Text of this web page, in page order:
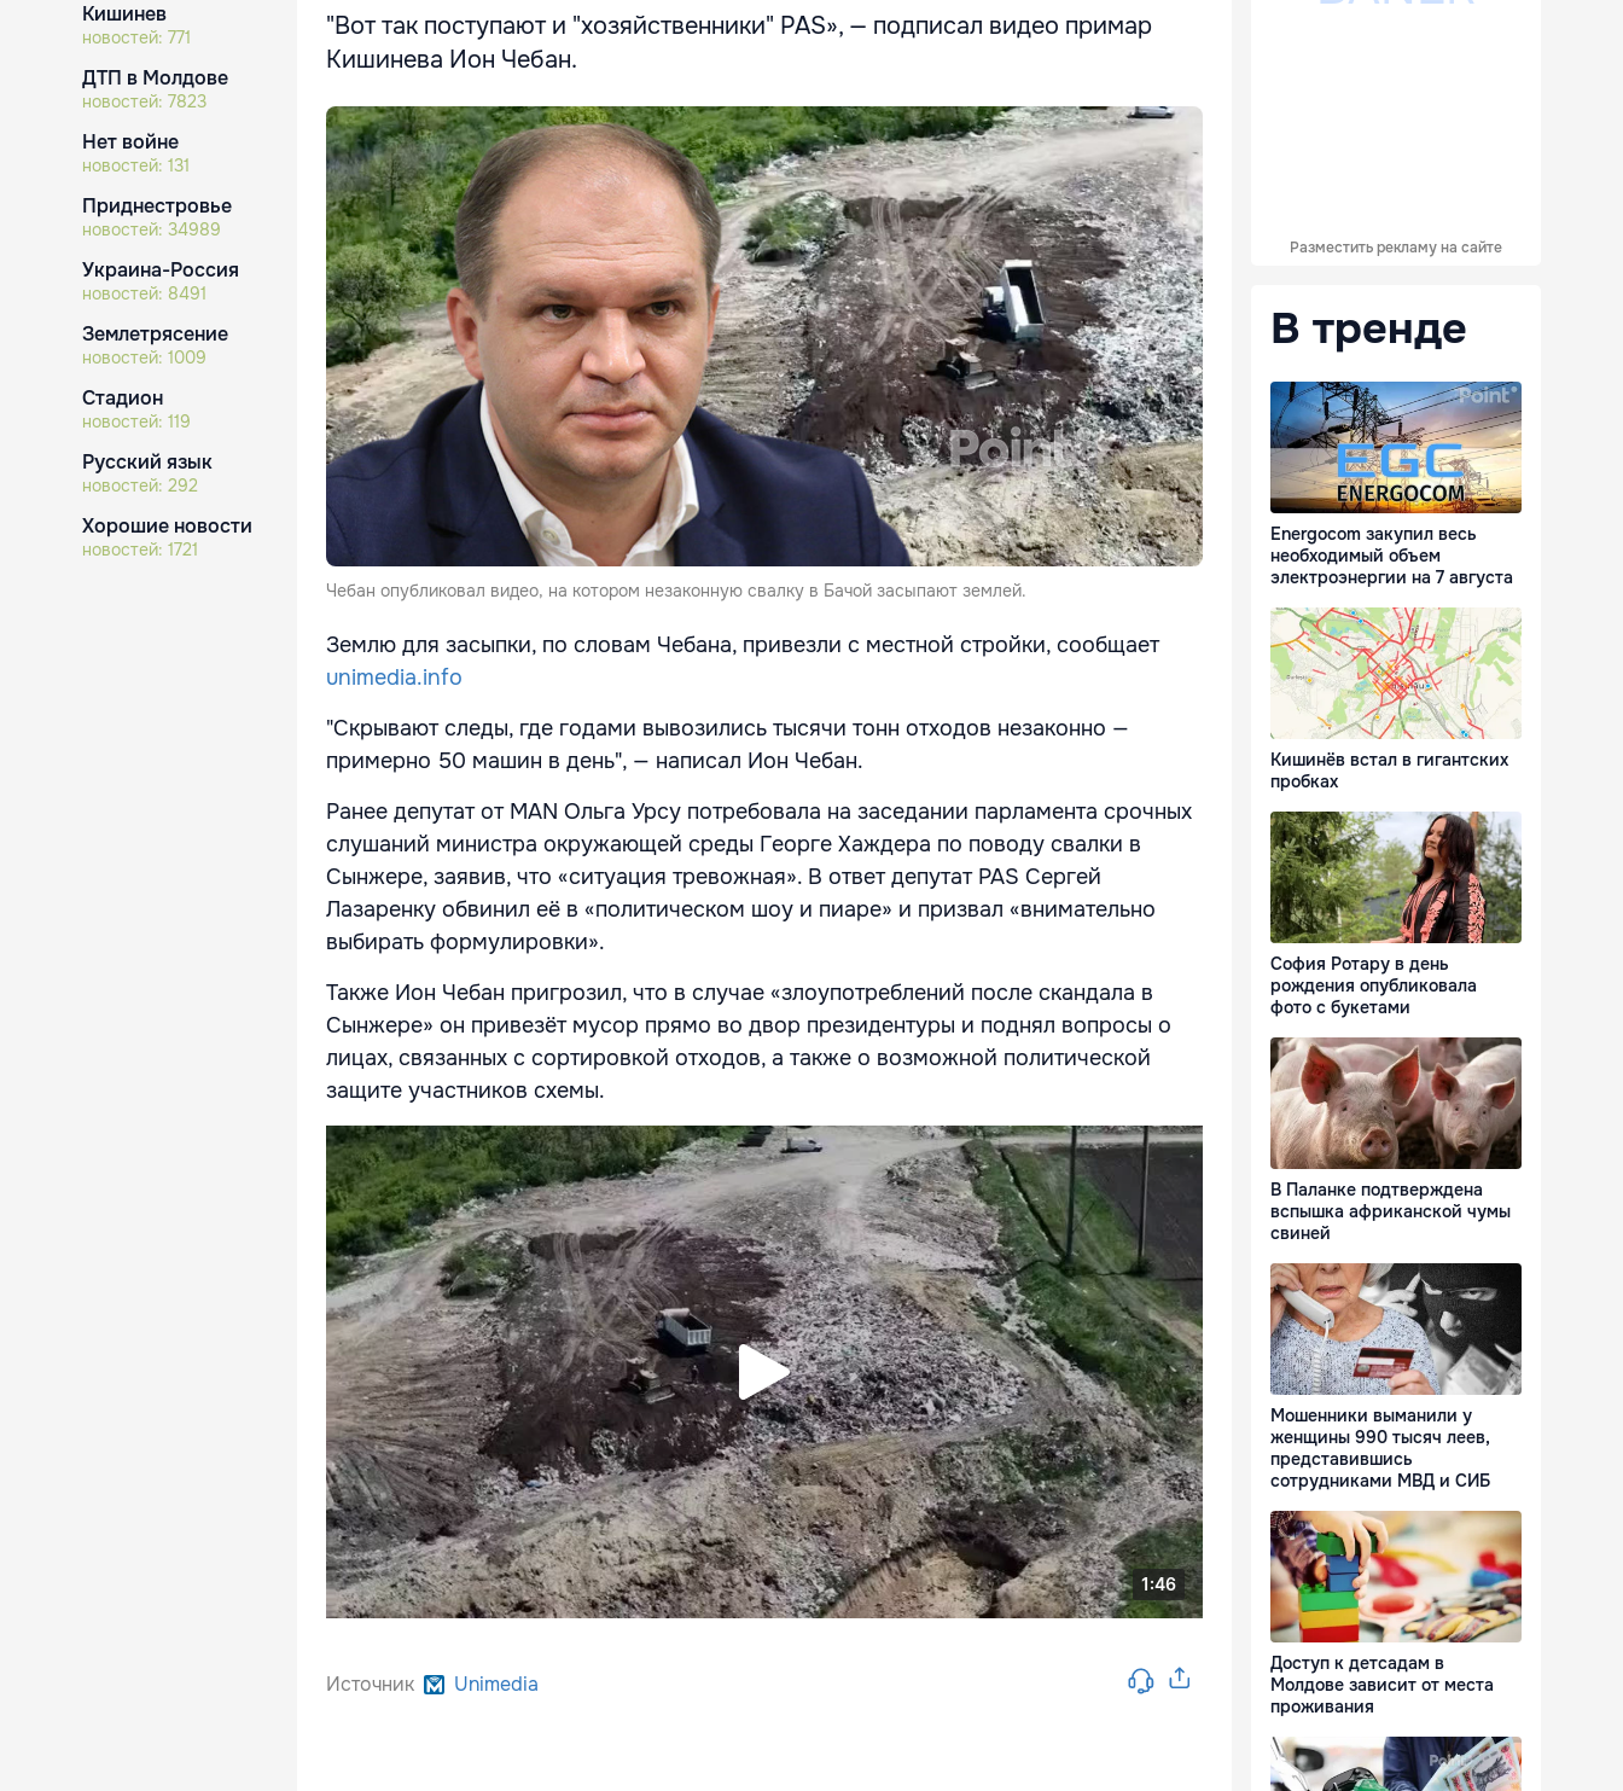
Кишинев
новостей: 771
ДТП в Молдове
новостей: 7823
Нет войне
новостей: 131
Приднестровье
новостей: 34989
Украина-Россия
новостей: 8491
Землетрясение
новостей: 1009
Стадион
новостей: 119
Русский язык
новостей: 292
Хорошие новости
новостей: 1721
"Вот так поступают и "хозяйственники" PAS», — подписал видео примар
Кишинева Ион Чебан.
Чебан опубликовал видео, на котором незаконную свалку в Бачой засыпают землей.
Землю для засыпки, по словам Чебана, привезли с местной стройки, сообщает
unimedia.info
"Скрывают следы, где годами вывозились тысячи тонн отходов незаконно —
примерно 50 машин в день", — написал Ион Чебан.
Ранее депутат от MAN Ольга Урсу потребовала на заседании парламента срочных
слушаний министра окружающей среды Георге Хаждера по поводу свалки в
Сынжере, заявив, что «ситуация тревожная». В ответ депутат PAS Сергей
Лазаренку обвинил её в «политическом шоу и пиаре» и призвал «внимательно
выбирать формулировки».
Также Ион Чебан пригрозил, что в случае «злоупотреблений после скандала в
Сынжере» он привезёт мусор прямо во двор президентуры и поднял вопросы о
лицах, связанных с сортировкой отходов, а также о возможной политической
защите участников схемы.
Источник Unimedia
Разместить рекламу на сайте
В тренде
Energocom закупил весь
необходимый объем
электроэнергии на 7 августа
Кишинёв встал в гигантских
пробках
София Ротару в день
рождения опубликовала
фото с букетами
В Паланке подтверждена
вспышка африканской чумы
свиней
Мошенники выманили у
женщины 990 тысяч леев,
представившись
сотрудниками МВД и СИБ
Доступ к детсадам в
Молдове зависит от места
проживания